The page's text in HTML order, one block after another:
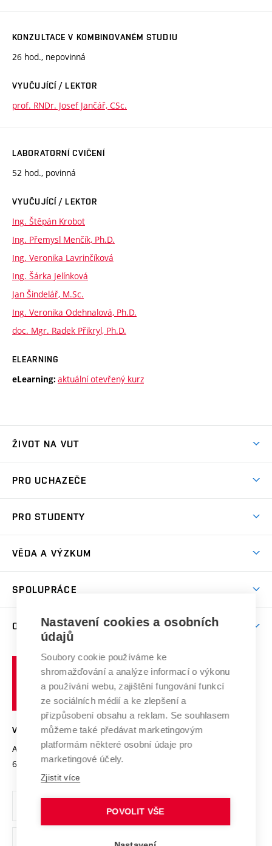
KONZULTACE V KOMBINOVANÉM STUDIU
26 hod., nepovinná
VYUČUJÍCÍ / LEKTOR
prof. RNDr. Josef Jančář, CSc.
LABORATORNÍ CVIČENÍ
52 hod., povinná
VYUČUJÍCÍ / LEKTOR
Ing. Štěpán Krobot
Ing. Přemysl Menčík, Ph.D.
Ing. Veronika Lavrinčíková
Ing. Šárka Jelínková
Jan Šindelář, M.Sc.
Ing. Veronika Odehnalová, Ph.D.
doc. Mgr. Radek Přikryl, Ph.D.
ELEARNING
eLearning: aktuální otevřený kurz
ŽIVOT NA VUT
Koleje
Sport na VUT
Brno
PRO UCHAZEČE
Dny otevřených dveří
Celoživotní vzdělávání
E-přihláška
PRO STUDENTY
Harmonogram akademického roku
Závěrečné práce
Doktorské studium
Zpracování osobních údajů studentů
Sociální bezpečí
Studium bez bariér
Podpora podnikání
VĚDA A VÝZKUM
Mezinárodní vědecká rada
Systém zajišťování kvality výzkumu
Výzkumné infrastruktury
Transfer znalostí
Open Science
Projekty
Projekty ze strukturálních fondů
Specifický výzkum
SPOLUPRÁCE
Zahraniční spolupráce
Spolupráce se školami
Služby univerzity
Mezinárodní dohody
Univerzitní sítě
O UNIVERZITĚ
Profil univerzity
Udržitelná univerzita
Podnikavá univerzita / ContriBUTe
Bezpečná univerzita
Vyznamenání
Organizační struktura
Ochrana osobních údajů
učení
technické
VYSOKÉ UČENÍ TECHNICKÉ V BRNĚ
Antonínská 548/1
602 00 Brno
www.vut.cz
vut@vutbr.cz
Nastavení cookies a osobních
údajů
Soubory cookie používáme ke
shromažďování a analýze informací o výkonu
a používání webu, zajištění fungování funkcí
ze sociálních médií a ke zlepšení a
přizpůsobení obsahu a reklam. Se souhlasem
můžeme také předávat marketingovým
platformám některé osobní údaje pro
marketingové účely.
Zjistit více
POVOLIT VŠE